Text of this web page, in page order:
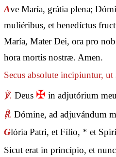
Ave María, grátia plena;
muliéribus, et benedíctus
María, Mater Dei, ora pro
hora mortis nostræ. Amen.
Secus absolute incipiuntur, ut
℣. Deus ✠ in adjutórium
℟. Dómine, ad adjuvándum
Glória Patri, et Fílio, * et
Sicut erat in princípio, et